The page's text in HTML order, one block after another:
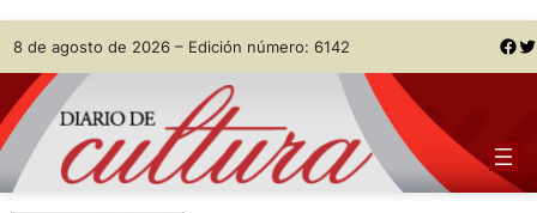
Saltar
al
contenido
Skip
to
content
8 de agosto de 2026 – Edición número: 6142 Facebook Twitter